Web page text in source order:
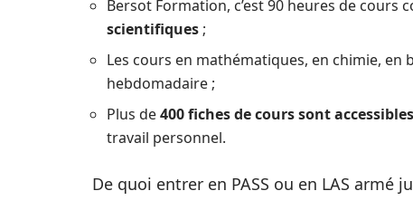
Bersot Formation, c’est 90 heures de cours
scientifiques ;
Les cours en mathématiques, en chimie,
hebdomadaire ;
Plus de400 fiches de cours sont
travail personnel.
De quoi entrer en PASS ou en LAS armé